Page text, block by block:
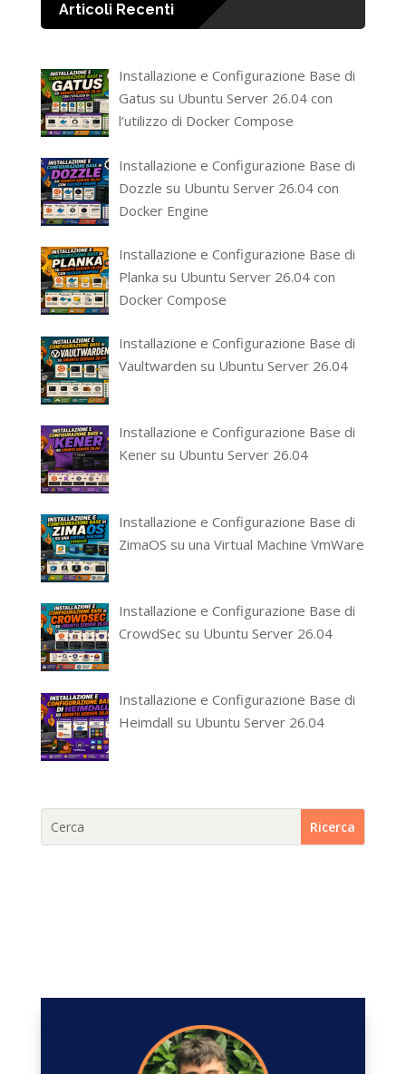
Articoli Recenti
Installazione e Configurazione Base di
Gatus su Ubuntu Server 26.04 con
l’utilizzo di Docker Compose
Installazione e Configurazione Base di
Dozzle su Ubuntu Server 26.04 con
Docker Engine
Installazione e Configurazione Base di
Planka su Ubuntu Server 26.04 con
Docker Compose
Installazione e Configurazione Base di
Vaultwarden su Ubuntu Server 26.04
Installazione e Configurazione Base di
Kener su Ubuntu Server 26.04
Installazione e Configurazione Base di
ZimaOS su una Virtual Machine VmWare
Installazione e Configurazione Base di
CrowdSec su Ubuntu Server 26.04
Installazione e Configurazione Base di
Heimdall su Ubuntu Server 26.04